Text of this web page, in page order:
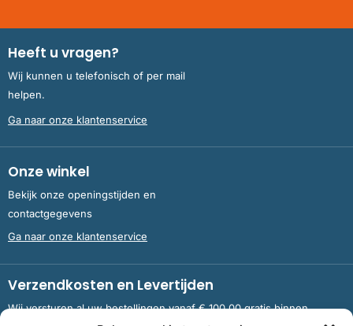
Heeft u vragen?
Wij kunnen u telefonisch of per mail
helpen.
Ga naar onze klantenservice
Onze winkel
Bekijk onze openingstijden en
contactgegevens
Ga naar onze klantenservice
Verzendkosten en Levertijden
Wij versturen al uw bestellingen vanaf € 100,00 gratis binnen